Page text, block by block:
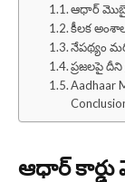
ఆధార్
కీలక
నేపథ్యం
ప్రజలపై దీని
Aadhaar
ఆధార్